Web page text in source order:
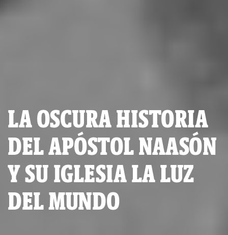
LA OSCURA HISTORIA
DEL APÓSTOL NAASÓN
Y SU IGLESIA LA LUZ
DEL MUNDO